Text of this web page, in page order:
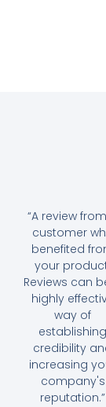
“A review
customer
benefited
your
Reviews can
highly
way of
establishing
credibility
increasing
company's
reputation.”